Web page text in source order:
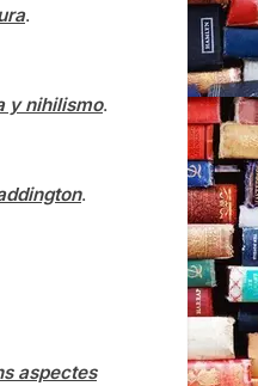
.
y nihilismo.
.
aspectes